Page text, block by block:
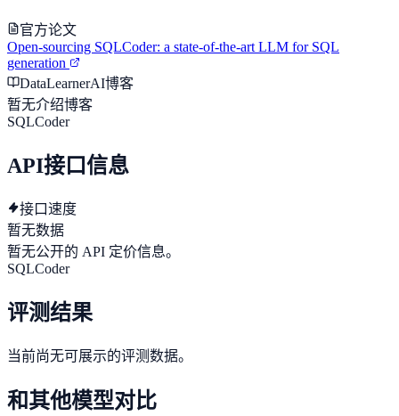
官方论文
Open-sourcing SQLCoder: a state-of-the-art LLM for SQL
generation
DataLearnerAI博客
暂无介绍博客
SQLCoder
API接口信息
接口速度
暂无数据
暂无公开的 API 定价信息。
SQLCoder
评测结果
当前尚无可展示的评测数据。
和其他模型对比